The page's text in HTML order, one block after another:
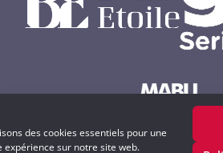
des cookies essentiels pour une
expérience sur notre site web.
Powered by MABU